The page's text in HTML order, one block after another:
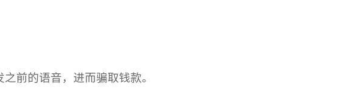
前的语音，进而骗取钱款。